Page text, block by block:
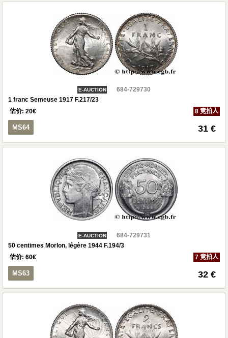
E-AUCTION
684-729730
1 franc Semeuse 1917 F.217/23
估价: 20€ 8 竞拍人
MS64 31 €
E-AUCTION
684-729731
50 centimes Morlon, légère 1944 F.194/3
估价: 60€ 7 竞拍人
MS63 32 €